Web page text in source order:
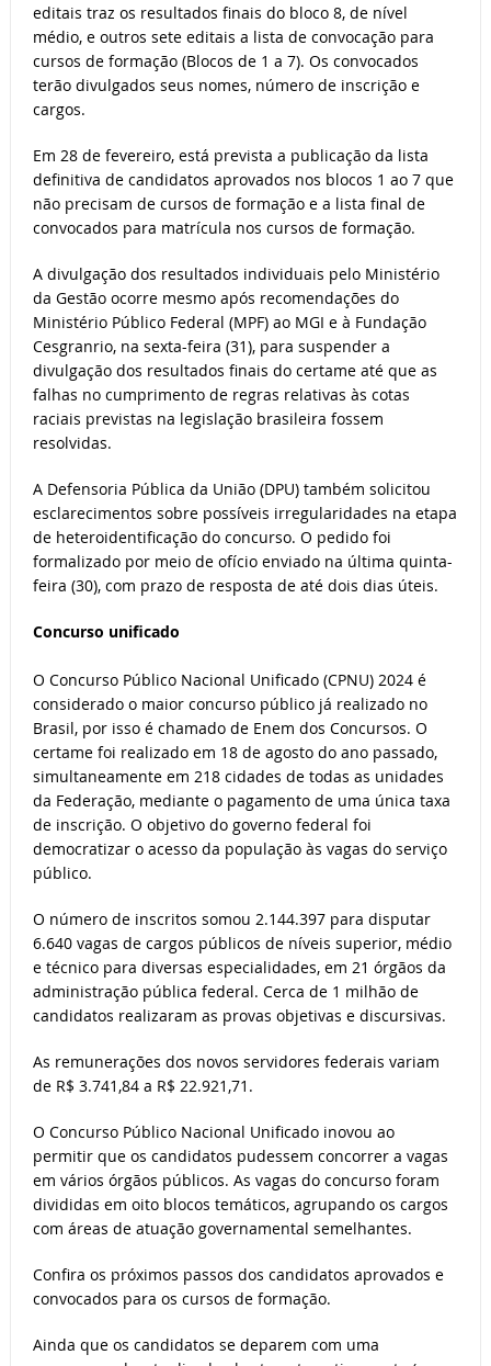
editais traz os resultados finais do bloco 8, de nível
médio, e outros sete editais a lista de convocação para
cursos de formação (Blocos de 1 a 7). Os convocados
terão divulgados seus nomes, número de inscrição e
cargos.
Em 28 de fevereiro, está prevista a publicação da lista
definitiva de candidatos aprovados nos blocos 1 ao 7 que
não precisam de cursos de formação e a lista final de
convocados para matrícula nos cursos de formação.
A divulgação dos resultados individuais pelo Ministério
da Gestão ocorre mesmo após recomendações do
Ministério Público Federal (MPF) ao MGI e à Fundação
Cesgranrio, na sexta-feira (31), para suspender a
divulgação dos resultados finais do certame até que as
falhas no cumprimento de regras relativas às cotas
raciais previstas na legislação brasileira fossem
resolvidas.
A Defensoria Pública da União (DPU) também solicitou
esclarecimentos sobre possíveis irregularidades na etapa
de heteroidentificação do concurso. O pedido foi
formalizado por meio de ofício enviado na última quinta-
feira (30), com prazo de resposta de até dois dias úteis.
Concurso unificado
O Concurso Público Nacional Unificado (CPNU) 2024 é
considerado o maior concurso público já realizado no
Brasil, por isso é chamado de Enem dos Concursos. O
certame foi realizado em 18 de agosto do ano passado,
simultaneamente em 218 cidades de todas as unidades
da Federação, mediante o pagamento de uma única taxa
de inscrição. O objetivo do governo federal foi
democratizar o acesso da população às vagas do serviço
público.
O número de inscritos somou 2.144.397 para disputar
6.640 vagas de cargos públicos de níveis superior, médio
e técnico para diversas especialidades, em 21 órgãos da
administração pública federal. Cerca de 1 milhão de
candidatos realizaram as provas objetivas e discursivas.
As remunerações dos novos servidores federais variam
de R$ 3.741,84 a R$ 22.921,71.
O Concurso Público Nacional Unificado inovou ao
permitir que os candidatos pudessem concorrer a vagas
em vários órgãos públicos. As vagas do concurso foram
divididas em oito blocos temáticos, agrupando os cargos
com áreas de atuação governamental semelhantes.
Confira os próximos passos dos candidatos aprovados e
convocados para os cursos de formação.
Ainda que os candidatos se deparem com uma